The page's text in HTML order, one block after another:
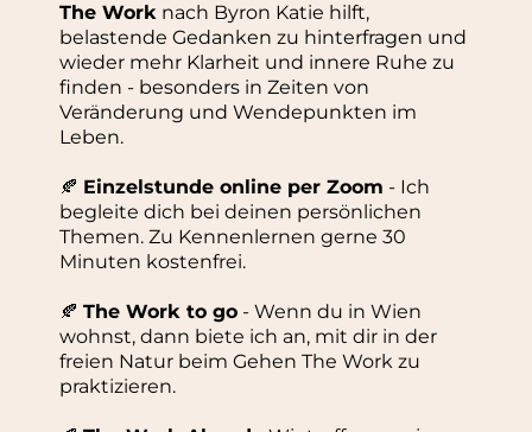
The Work nach Byron Katie hilft,
belastende Gedanken zu hinterfragen und
wieder mehr Klarheit und innere Ruhe zu
finden - besonders in Zeiten von
Veränderung und Wendepunkten im
Leben.
🍂 Einzelstunde online per Zoom - Ich
begleite dich bei deinen persönlichen
Themen. Zu Kennenlernen gerne 30
Minuten kostenfrei.
🍂 The Work to go - Wenn du in Wien
wohnst, dann biete ich an, mit dir in der
freien Natur beim Gehen The Work zu
praktizieren.